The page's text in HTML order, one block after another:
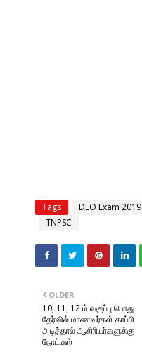
Tags DEO Exam 2019
TNPSC
OLDER
10, 11, 12 ம் வகுப்பு பொது
தேர்வில் மாணவர்கள் காப்பி
அடித்தால் ஆசிரியர்களுக்கு
நோட்டீஸ்